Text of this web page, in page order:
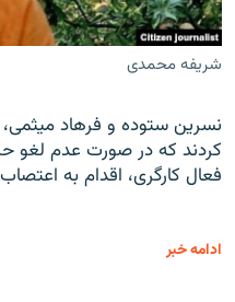
شریفه محمدی
نسرین ستوده و فرهاد
کردند که در صورت عدم لغو
فعال کارگری، اقدام به
ادامه خبر